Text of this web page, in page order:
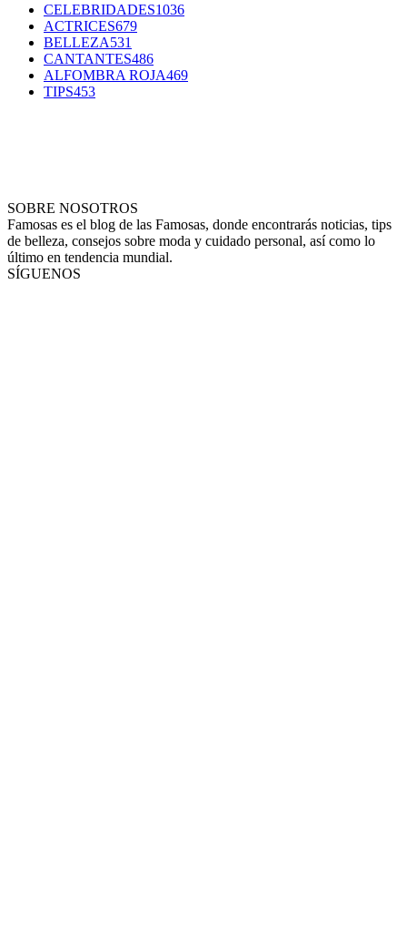
CELEBRIDADES1036
ACTRICES679
BELLEZA531
CANTANTES486
ALFOMBRA ROJA469
TIPS453
SOBRE NOSOTROS
Famosas es el blog de las Famosas, donde encontrarás noticias, tips
de belleza, consejos sobre moda y cuidado personal, así como lo
último en tendencia mundial.
SÍGUENOS